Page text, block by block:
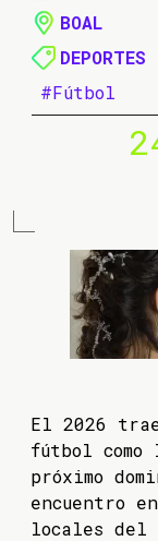
BOAL
DEPORTES
#Fútbol
El 2026
fútbol
próximo
encuentro
locales del